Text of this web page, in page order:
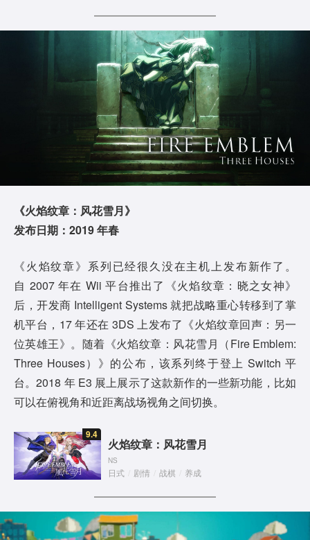
《火焰纹章：风花雪月》
发布日期：2019 年春
《火焰纹章》系列已经很久没在主机上发布新作了。
自 2007 年在 Wii 平台推出了《火焰纹章：晓之女神》
后，开发商 Intelligent Systems 就把战略重心转移到了掌
机平台，17 年还在 3DS 上发布了《火焰纹章回声：另一
位英雄王》。随着《火焰纹章：风花雪月（Fire Emblem:
Three Houses）》的公布，该系列终于登上 Switch 平
台。2018 年 E3 展上展示了这款新作的一些新功能，比如
可以在俯视角和近距离战场视角之间切换。
9.4
火焰纹章：风花雪月
NS
日式 剧情 战棋 养成